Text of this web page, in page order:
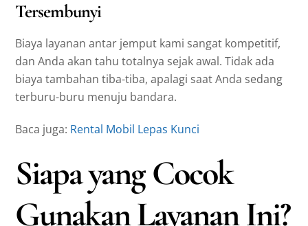
Tersembunyi
Biaya layanan antar jemput kami sangat kompetitif,
dan Anda akan tahu totalnya sejak awal. Tidak ada
biaya tambahan tiba-tiba, apalagi saat Anda sedang
terburu-buru menuju bandara.
Baca juga: Rental Mobil Lepas Kunci
Siapa yang Cocok
Gunakan Layanan Ini?